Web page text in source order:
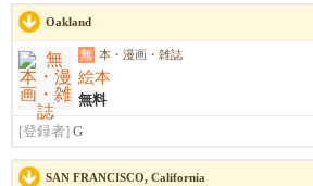
Oakland
無 本・漫画・雑誌
絵本
無料
[登録者] G
SAN FRANCISCO, California